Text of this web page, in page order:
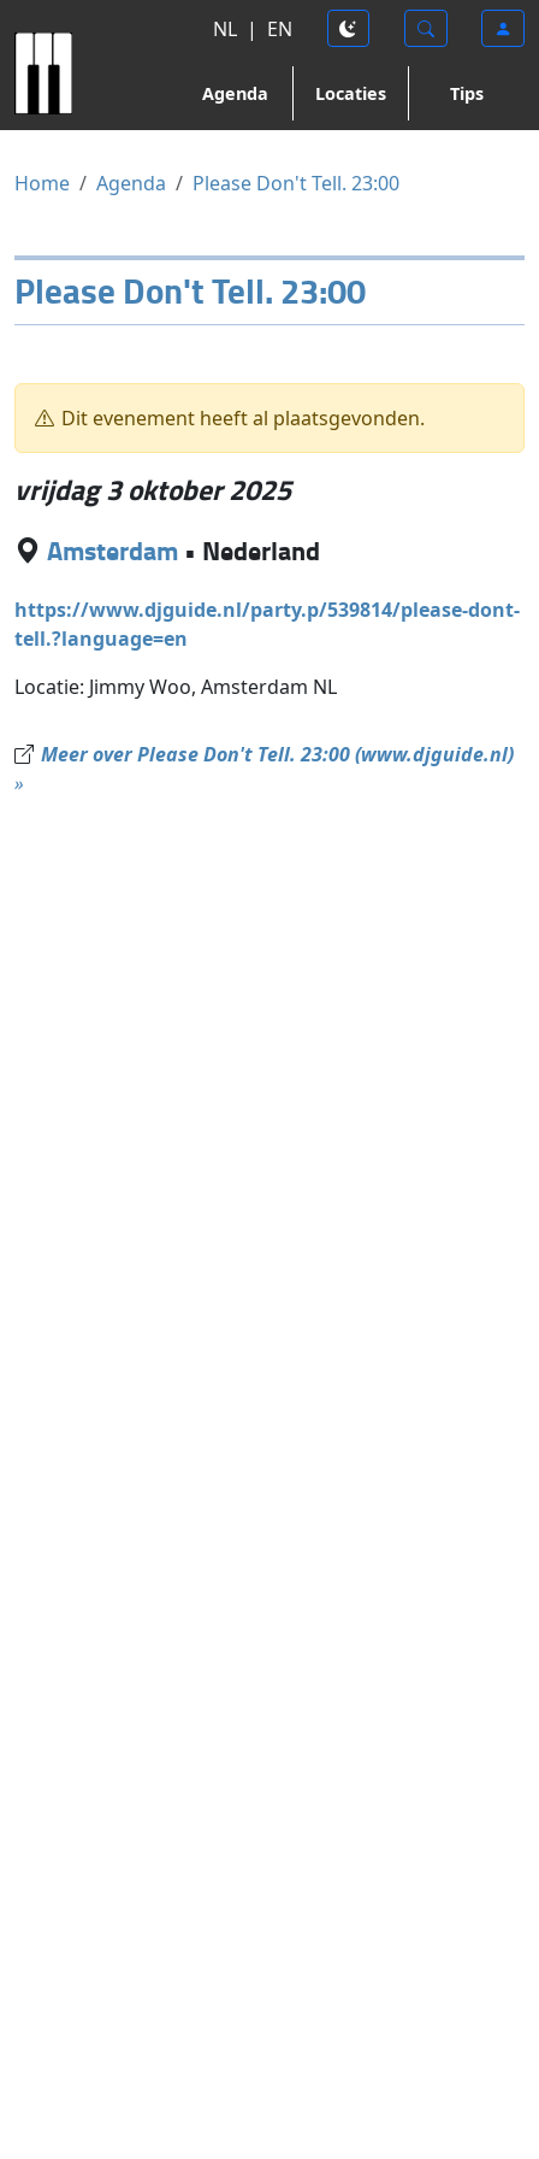
NL | EN
Agenda Locaties Tips
Home Agenda Please Don't Tell. 23:00
Please Don't Tell. 23:00
Dit evenement heeft al plaatsgevonden.
vrijdag 3 oktober 2025
Amsterdam • Nederland
https://www.djguide.nl/party.p/539814/please-dont-
tell.?language=en
Locatie: Jimmy Woo, Amsterdam NL
Meer over Please Don't Tell. 23:00 (www.djguide.nl)
»